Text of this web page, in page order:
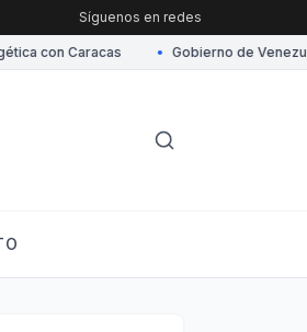
Síguenos en redes
Trump afirma que EE.UU. recibe grandes